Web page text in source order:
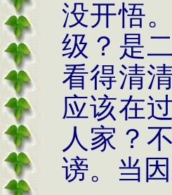
没开悟
级？是
看得清
应该在
人家？
谤。当